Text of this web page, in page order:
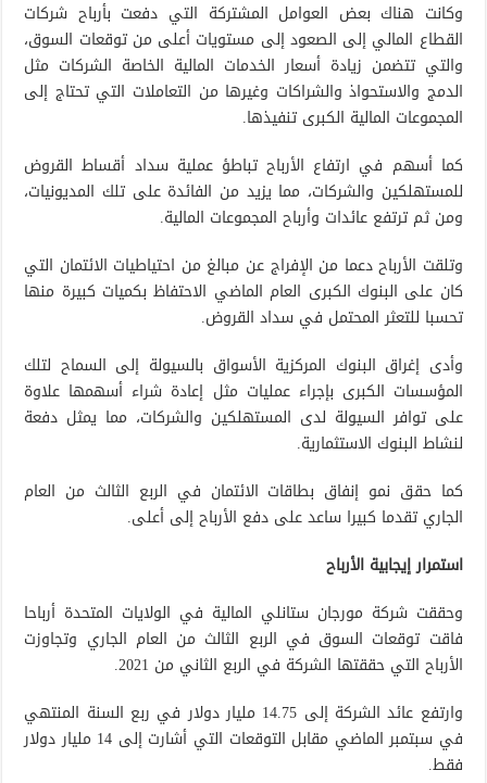
وكانت هناك بعض العوامل المشتركة التي دفعت بأرباح شركات
القطاع المالي إلى الصعود إلى مستويات أعلى من توقعات السوق،
والتي تتضمن زيادة أسعار الخدمات المالية الخاصة الشركات مثل
الدمج والاستحواذ والشراكات وغيرها من التعاملات التي تحتاج إلى
المجموعات المالية الكبرى تنفيذها.
كما أسهم في ارتفاع الأرباح تباطؤ عملية سداد أقساط القروض
للمستهلكين والشركات، مما يزيد من الفائدة على تلك المديونيات،
ومن ثم ترتفع عائدات وأرباح المجموعات المالية.
وتلقت الأرباح دعما من الإفراج عن مبالغ من احتياطيات الائتمان التي
كان على البنوك الكبرى العام الماضي الاحتفاظ بكميات كبيرة منها
تحسبا للتعثر المحتمل في سداد القروض.
وأدى إغراق البنوك المركزية الأسواق بالسيولة إلى السماح لتلك
المؤسسات الكبرى بإجراء عمليات مثل إعادة شراء أسهمها علاوة
على توافر السيولة لدى المستهلكين والشركات، مما يمثل دفعة
لنشاط البنوك الاستثمارية.
كما حقق نمو إنفاق بطاقات الائتمان في الربع الثالث من العام
الجاري تقدما كبيرا ساعد على دفع الأرباح إلى أعلى.
استمرار إيجابية الأرباح
وحققت شركة مورجان ستانلي المالية في الولايات المتحدة أرباحا
فاقت توقعات السوق في الربع الثالث من العام الجاري وتجاوزت
الأرباح التي حققتها الشركة في الربع الثاني من 2021.
وارتفع عائد الشركة إلى 14.75 مليار دولار في ربع السنة المنتهي
في سبتمبر الماضي مقابل التوقعات التي أشارت إلى 14 مليار دولار
فقط.